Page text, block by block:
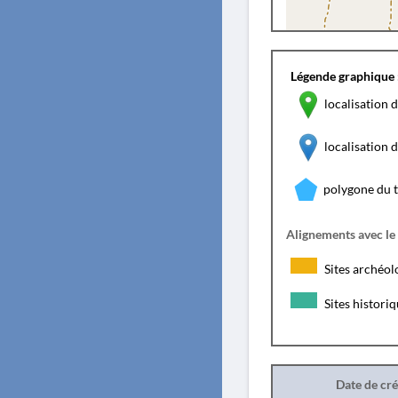
Légende graphique
localisation
localisation
polygone du
Alignements avec
Sites
Sites
Date de